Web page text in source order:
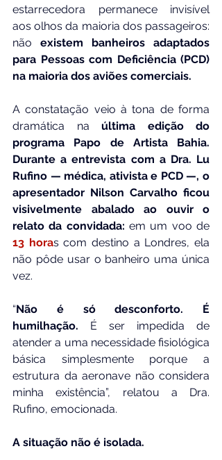
estarrecedora permanece invisível
aos olhos da maioria dos passageiros:
não existem banheiros adaptados
para Pessoas com Deficiência (PCD)
na maioria dos aviões comerciais.
A constatação veio à tona de forma
dramática na última edição do
programa Papo de Artista Bahia.
Durante a entrevista com a Dra. Lu
Rufino — médica, ativista e PCD —, o
apresentador Nilson Carvalho ficou
visivelmente abalado ao ouvir o
relato da convidada:
13 horas com destino a Londres, ela
não pôde usar o banheiro uma única
vez.
“Não é só desconforto. É
humilhação. É ser impedida de
atender a uma necessidade fisiológica
básica simplesmente porque a
estrutura da aeronave não considera
minha existência”, relatou a Dra.
Rufino, emocionada.
A situação não é isolada.